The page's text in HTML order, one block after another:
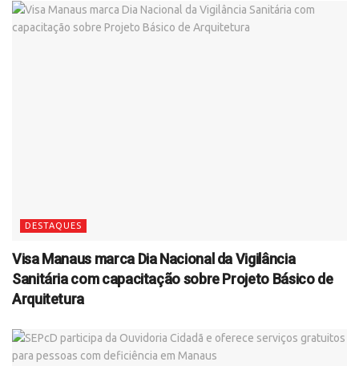
DESTAQUES
Visa Manaus marca Dia Nacional da Vigilância
Sanitária com capacitação sobre Projeto Básico de
Arquitetura